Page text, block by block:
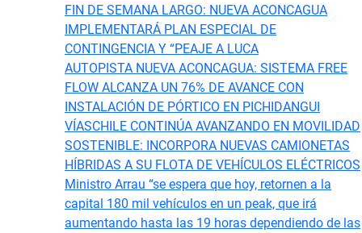
FIN DE SEMANA LARGO: NUEVA ACONCAGUA
IMPLEMENTARÁ PLAN ESPECIAL DE
CONTINGENCIA Y “PEAJE A LUCA
AUTOPISTA NUEVA ACONCAGUA: SISTEMA FREE
FLOW ALCANZA UN 76% DE AVANCE CON
INSTALACIÓN DE PÓRTICO EN PICHIDANGUI
VÍASCHILE CONTINÚA AVANZANDO EN MOVILIDAD
SOSTENIBLE: INCORPORA NUEVAS CAMIONETAS
HÍBRIDAS A SU FLOTA DE VEHÍCULOS ELÉCTRICOS
Ministro Arrau “se espera que hoy, retornen a la
capital 180 mil vehículos en un peak, que irá
aumentando hasta las 19 horas dependiendo de las